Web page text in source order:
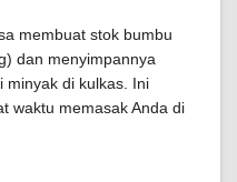
membuat stok bumbu
dan menyimpannya
minyak di kulkas. Ini
waktu memasak Anda di